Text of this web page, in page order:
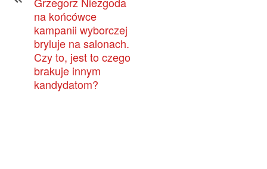
na końcówce
kampanii wyborczej
bryluje na salonach.
Czy to, jest to czego
brakuje innym
kandydatom?